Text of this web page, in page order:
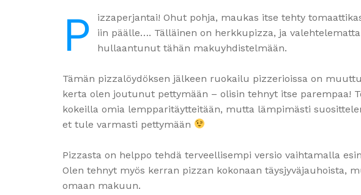
P
izzaperjantai! Ohut pohja, maukas itse tehty
iin päälle…. Tälläinen on herkkupizza, ja
hullaantunut tähän makuyhdistelmään.
Tämän pizzalöydöksen jälkeen ruokailu pizzerioissa on
kerta olen joutunut pettymään – olisin tehnyt itse parempaa!
kokeilla omia lempparitäytteitään, mutta lämpimästi
et tule varmasti pettymään
Pizzasta on helppo tehdä terveellisempi versio vaihtamalla
Olen tehnyt myös kerran pizzan kokonaan täysjyväjauhoista,
omaan makuun.